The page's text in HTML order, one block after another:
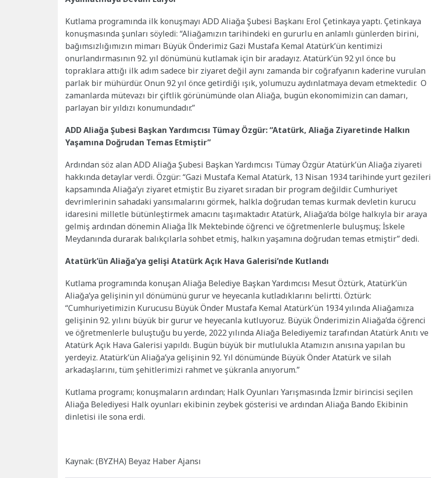
Kutlama programında ilk konuşmayı ADD Aliağa Şubesi Başkanı Erol Çetinkaya yaptı. Çetinkaya
konuşmasında şunları söyledi: “Aliağamızın tarihindeki en gururlu en anlamlı günlerden birini,
bağımsızlığımızın mimarı Büyük Önderimiz Gazi Mustafa Kemal Atatürk’ün kentimizi
onurlandırmasının 92. yıl dönümünü kutlamak için bir aradayız. Atatürk’ün 92 yıl önce bu
topraklara attığı ilk adım sadece bir ziyaret değil aynı zamanda bir coğrafyanın kaderine vurulan
parlak bir mühürdür. Onun 92 yıl önce getirdiği ışık, yolumuzu aydınlatmaya devam etmektedir. O
zamanlarda mütevazı bir çiftlik görünümünde olan Aliağa, bugün ekonomimizin can damarı,
parlayan bir yıldızı konumundadır.”
ADD Aliağa Şubesi Başkan Yardımcısı Tümay Özgür: “Atatürk, Aliağa Ziyaretinde Halkın
Yaşamına Doğrudan Temas Etmiştir”
Ardından söz alan ADD Aliağa Şubesi Başkan Yardımcısı Tümay Özgür Atatürk’ün Aliağa ziyareti
hakkında detaylar verdi. Özgür: “Gazi Mustafa Kemal Atatürk, 13 Nisan 1934 tarihinde yurt gezileri
kapsamında Aliağa’yı ziyaret etmiştir. Bu ziyaret sıradan bir program değildir. Cumhuriyet
devrimlerinin sahadaki yansımalarını görmek, halkla doğrudan temas kurmak devletin kurucu
idaresini milletle bütünleştirmek amacını taşımaktadır. Atatürk, Aliağa’da bölge halkıyla bir araya
gelmiş ardından dönemin Aliağa İlk Mektebinde öğrenci ve öğretmenlerle buluşmuş; İskele
Meydanında durarak balıkçılarla sohbet etmiş, halkın yaşamına doğrudan temas etmiştir” dedi.
Atatürk’ün Aliağa’ya gelişi Atatürk Açık Hava Galerisi’nde Kutlandı
Kutlama programında konuşan Aliağa Belediye Başkan Yardımcısı Mesut Öztürk, Atatürk’ün
Aliağa’ya gelişinin yıl dönümünü gurur ve heyecanla kutladıklarını belirtti. Öztürk:
“Cumhuriyetimizin Kurucusu Büyük Önder Mustafa Kemal Atatürk’ün 1934 yılında Aliağamıza
gelişinin 92. yılını büyük bir gurur ve heyecanla kutluyoruz. Büyük Önderimizin Aliağa’da öğrenci
ve öğretmenlerle buluştuğu bu yerde, 2022 yılında Aliağa Belediyemiz tarafından Atatürk Anıtı ve
Atatürk Açık Hava Galerisi yapıldı. Bugün büyük bir mutlulukla Atamızın anısına yapılan bu
yerdeyiz. Atatürk’ün Aliağa’ya gelişinin 92. Yıl dönümünde Büyük Önder Atatürk ve silah
arkadaşlarını, tüm şehitlerimizi rahmet ve şükranla anıyorum.”
Kutlama programı; konuşmaların ardından; Halk Oyunları Yarışmasında İzmir birincisi seçilen
Aliağa Belediyesi Halk oyunları ekibinin zeybek gösterisi ve ardından Aliağa Bando Ekibinin
dinletisi ile sona erdi.
Kaynak: (BYZHA) Beyaz Haber Ajansı